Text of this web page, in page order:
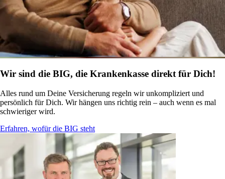
Wir sind die BIG, die Krankenkasse direkt für Dich!
Alles rund um Deine Versicherung regeln wir unkompliziert und
persönlich für Dich. Wir hängen uns richtig rein – auch wenn es mal
schwieriger wird.
Erfahren, wofür die BIG steht